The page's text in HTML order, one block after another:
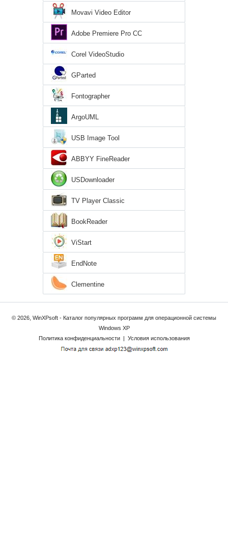
Movavi Video Editor
Adobe Premiere Pro CC
Corel VideoStudio
GParted
Fontographer
ArgoUML
USB Image Tool
ABBYY FineReader
USDownloader
TV Player Classic
BookReader
ViStart
EndNote
Clementine
© 2026, WinXPsoft - Каталог популярных программ для операционной системы
Windows XP
Политика конфиденциальности
| Условия использования